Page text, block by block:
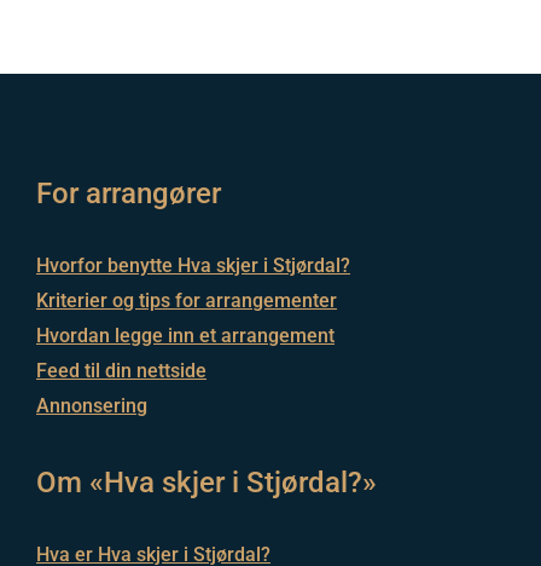
For arrangører
Hvorfor benytte Hva skjer i Stjørdal?
Kriterier og tips for arrangementer
Hvordan legge inn et arrangement
Feed til din nettside
Annonsering
Om «Hva skjer i Stjørdal?»
Hva er Hva skjer i Stjørdal?